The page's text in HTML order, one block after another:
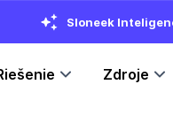
Sloneek
Zdroje